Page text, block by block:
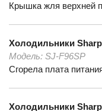
Крышка жля верхней
Холодильники Sharp
Модель: SJ-F96SP
Сгорела плата
Холодильники Sharp